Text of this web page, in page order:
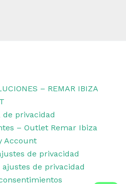
– REMAR IBIZA
de privacidad
– Outlet Remar Ibiza
Account
de privacidad
de privacidad